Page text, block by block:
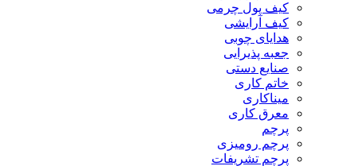
کیف پول چرمی
کیف آرایشی
هدایای چوبی
جعبه پذیرایی
صنایع دستی
خاتم کاری
میناکاری
معرق کاری
پرچم
پرچم رومیزی
پرچم تشریفات